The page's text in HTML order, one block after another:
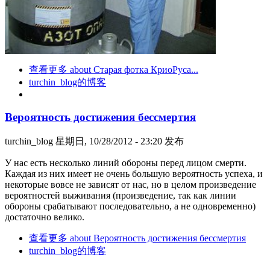
查看更多 about Старая фотка КриоРуса...
turchin_blog的博客
Вероятность достижения бессмертия
turchin_blog 星期日, 10/28/2012 - 23:20 发布
У нас есть несколько линий обороны перед лицом смерти.
Каждая из них имеет не очень большую вероятность успеха, и
некоторые вовсе не зависят от нас, но в целом произведение
вероятностей выживания (произведение, так как линии
обороны срабатывают последовательно, а не одновременно)
достаточно велико.
查看更多 about Вероятность достижения бессмертия
turchin_blog的博客